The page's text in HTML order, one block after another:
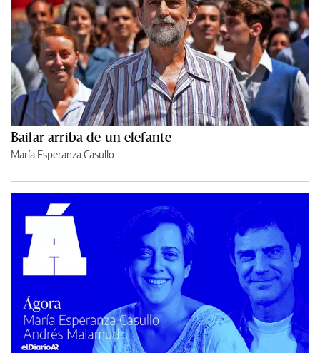
Bailar arriba de un elefante
María Esperanza Casullo